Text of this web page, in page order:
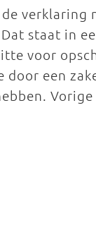
verklaring
staat in
voor
een